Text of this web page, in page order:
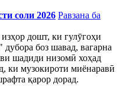
соли 2026 Равзана ба
дошт, ки гулӯгоҳи
дубора боз шавад, вагарна
шадиди низомӣ хоҳад
ки музокироти миёнаравӣ
қарор дорад.